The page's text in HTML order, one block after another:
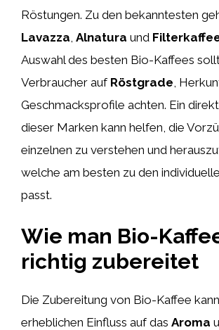
Röstungen. Zu den bekanntesten
Lavazza Alnatura und
Auswahl des besten Bio-Kaffees
Verbraucher auf Röstgrade ,
Geschmacksprofile achten. Ein
dieser Marken kann helfen, die
einzelnen zu verstehen und
welche am besten zu den
passt.
Wie man Bio-
richtig zubereitet
Die Zubereitung von Bio-Kaffee
erheblichen Einfluss auf das Aroma